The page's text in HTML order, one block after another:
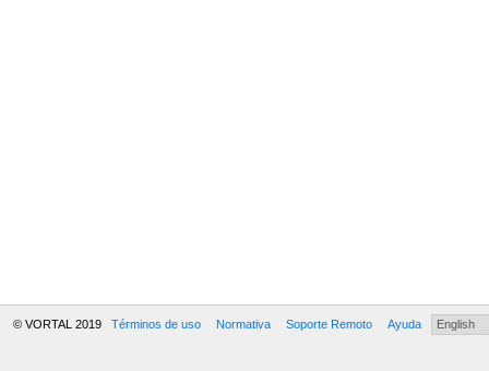
© VORTAL 2019 Términos de uso Normativa Soporte Remoto Ayuda